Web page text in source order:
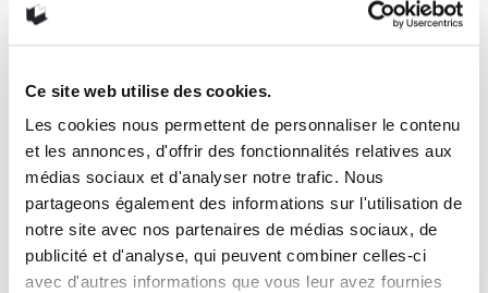
Ce site web utilise des cookies.
Les cookies nous permettent de personnaliser le contenu
et les annonces, d'offrir des fonctionnalités relatives aux
médias sociaux et d'analyser notre trafic. Nous
partageons également des informations sur l'utilisation de
notre site avec nos partenaires de médias sociaux, de
publicité et d'analyse, qui peuvent combiner celles-ci
avec d'autres informations que vous leur avez fournies
Après avoir refermé le roman d’Anne Hébert, Gabrielle
Filteau-Chiba rapatrie ses crayons, respire un grand coup et
prend une décision irrévocable : quitter Montréal. Quitter la
et de performance. Partir loin, creux dans le bois, dans un
17 août 2018 0 2